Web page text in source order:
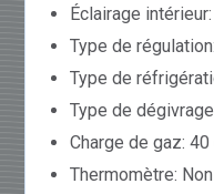
Éclairage
Type de
Type de
Type de
Charge de gaz: 40
Thermomètre: Non